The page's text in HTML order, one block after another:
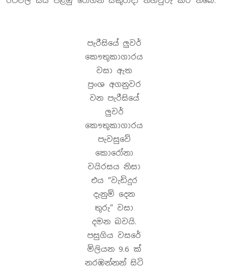
පැරීසියේ ලුවර්
කෞතුකාගාරය
වසා ඇත
ප්‍රංශ අගනුවර
වන පැරීසියේ
ලුවර්
කෞතුකාගාරය
පැවසුවේ
කොරෝනා
වයිරසය නිසා
එය “වැඩිදුර
දැනුම් දෙන
තුරු” වසා
දමන බවයි.
පසුගිය වසරේ
මිලියන 9.6 ක්
නරඹන්නන් සිටි